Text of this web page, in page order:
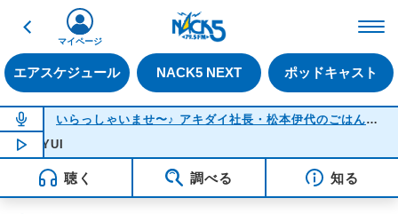
戻る
エアスケジュール NACK5 NEXT ポッドキャスト
マイページ
NOW ON AIR
いらっしゃいませ〜♪ アキダイ社長・松本伊代のごはんのおかず何にする？
NOW PLAYING
聴く 調べる 知る